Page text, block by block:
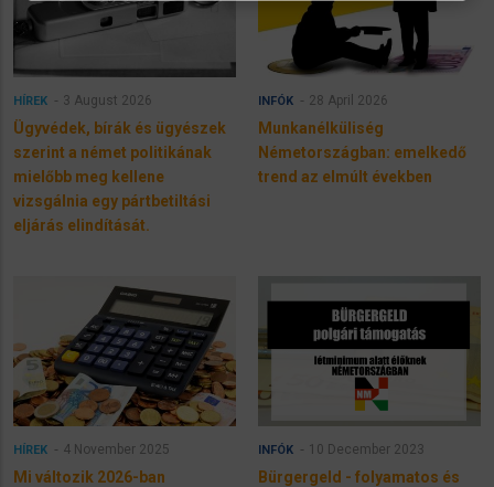
HÍREK 3 August 2026
Ügyvédek, bírák és ügyészek
szerint a német politikának
mielőbb meg kellene
vizsgálnia egy pártbetiltási
eljárás elindítását.
INFÓK 28 April 2026
Munkanélküliség
Németországban: emelkedő
trend az elmúlt években
HÍREK 4 November 2025
Mi változik 2026-ban
INFÓK 10 December 2023
Bürgergeld - folyamatos és